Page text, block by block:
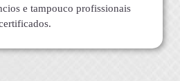
e tampouco profissionais